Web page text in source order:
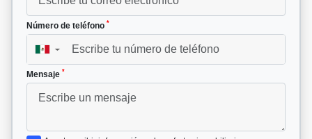
Número de teléfono *
▼
Mensaje *